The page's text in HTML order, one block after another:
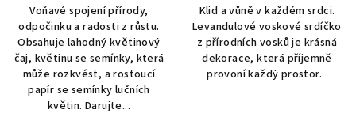
Voňavé spojení přírody,
odpočinku a radosti z růstu.
Obsahuje lahodný květinový
čaj, květinu se semínky, která
může rozkvést, a rostoucí
papír se semínky lučních
květin. Darujte...
Klid a vůně v každém srdci.
Levandulové voskové srdíčko
z přírodních vosků je krásná
dekorace, která příjemně
provoní každý prostor.